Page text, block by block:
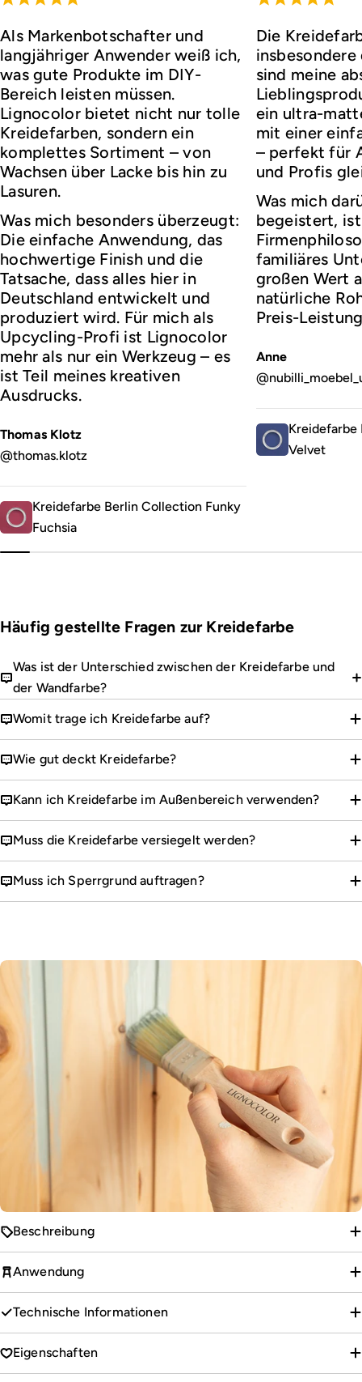
Als Markenbotschafter und
langjähriger Anwender weiß ich,
was gute Produkte im DIY-
Bereich leisten müssen.
Lignocolor bietet nicht nur tolle
Kreidefarben, sondern ein
komplettes Sortiment – von
Wachsen über Lacke bis hin zu
Lasuren.
Was mich besonders überzeugt:
Die einfache Anwendung, das
hochwertige Finish und die
Tatsache, dass alles hier in
Deutschland entwickelt und
produziert wird. Für mich als
Upcycling-Profi ist Lignocolor
mehr als nur ein Werkzeug – es
ist Teil meines kreativen
Ausdrucks.
Thomas Klotz
@thomas.klotz
Kreidefarbe Berlin Collection Funky
Fuchsia
Die
sind meine
ein ultra-
mit einer
– perfekt für
und Profis
Was mich
begeistert,
familiäres
großen Wert
natürliche
Preis-
Anne
Kreidefarbe
Velvet
Häufig gestellte Fragen zur Kreidefarbe
Was ist der Unterschied zwischen der Kreidefarbe und
der Wandfarbe?
Womit trage ich Kreidefarbe auf?
Wie gut deckt Kreidefarbe?
Kann ich Kreidefarbe im Außenbereich verwenden?
Muss die Kreidefarbe versiegelt werden?
Muss ich Sperrgrund auftragen?
Beschreibung
Anwendung
Technische Informationen
Eigenschaften